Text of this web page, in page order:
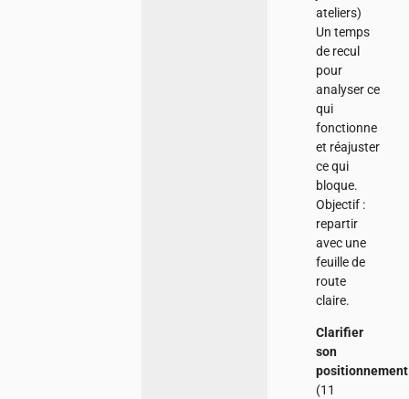
ateliers)
Un temps
de recul
pour
analyser ce
qui
fonctionne
et réajuster
ce qui
bloque.
Objectif :
repartir
avec une
feuille de
route
claire.
Clarifier
son
positionnement
(11